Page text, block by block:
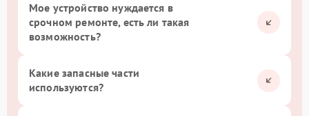
Мое устройство нуждается в
срочном ремонте, есть ли такая
возможность?
Какие запасные части
используются?